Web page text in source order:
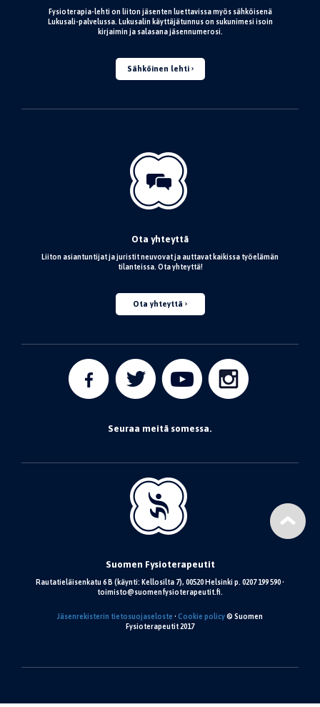
Fysioterapia-lehti on liiton jäsenten luettavissa myös sähköisenä
Lukusali-palvelussa. Lukusalin käyttäjätunnus on sukunimesi isoin
kirjaimin ja salasana jäsennumerosi.
Sähköinen lehti
Ota yhteyttä
Liiton asiantuntijat ja juristit neuvovat ja auttavat kaikissa työelämän
tilanteissa. Ota yhteyttä!
Ota yhteyttä
Seuraa meitä somessa.
Suomen Fysioterapeutit
Rautatieläisenkatu 6 B (käynti: Kellosilta 7), 00520 Helsinki p. 0207 199 590 •
toimisto@suomenfysioterapeutit.fi.
Jäsenrekisterin tietosuojaseloste • Cookie policy© Suomen
Fysioterapeutit 2017